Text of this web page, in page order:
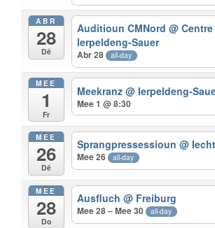
ABR
28
Dë
Auditioun CMNord@
Ierpeldeng-Sauer
Abr 28 all-day
MEE
1
Fr
Meekranz@ Ierpeldeng-
Mee 1 @ 8:30
MEE
26
Dë
Sprangpressessioun@
Mee 26 all-day
MEE
28
Do
Ausfluch@ Freiburg
Mee 28 – Mee 30 all-day